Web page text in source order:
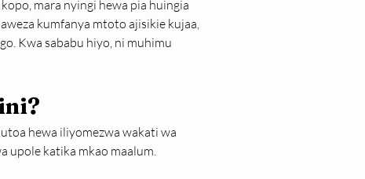
mara nyingi hewa pia huingia
kumfanya mtoto ajisikie kujaa,
Kwa sababu hiyo, ni muhimu
hewa iliyomezwa wakati wa
upole katika mkao maalum.